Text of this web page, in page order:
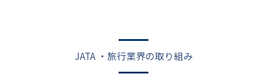
JATA ・旅行業界の取り組み